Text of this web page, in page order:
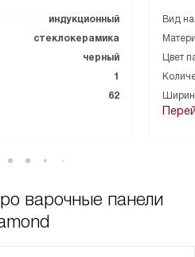
индукционный
стеклокерамика
черный
1
62
Вид
Цвет
варочные панели